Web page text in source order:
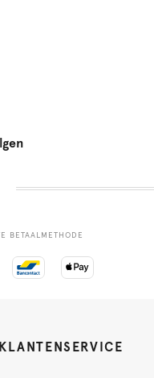
BETAALMETHODE
KLANTENSERVICE